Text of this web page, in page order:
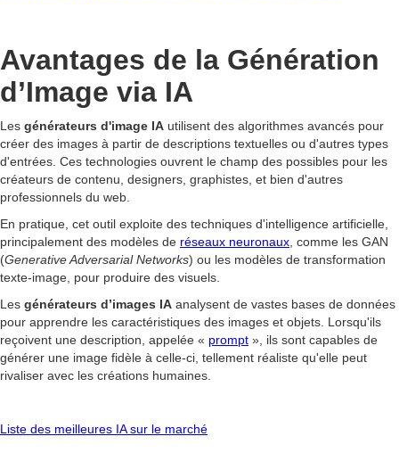
Avantages de la Génération
d’Image via IA
Les générateurs d'image IA utilisent des algorithmes avancés pour
créer des images à partir de descriptions textuelles ou d'autres types
d'entrées. Ces technologies ouvrent le champ des possibles pour les
créateurs de contenu, designers, graphistes, et bien d'autres
professionnels du web.
En pratique, cet outil exploite des techniques d'intelligence artificielle,
principalement des modèles de réseaux neuronaux , comme les GAN
(Generative Adversarial Networks) ou les modèles de transformation
texte-image, pour produire des visuels.
Les générateurs d’images IA analysent de vastes bases de données
pour apprendre les caractéristiques des images et objets. Lorsqu'ils
reçoivent une description, appelée « prompt », ils sont capables de
générer une image fidèle à celle-ci, tellement réaliste qu'elle peut
rivaliser avec les créations humaines.
Liste des meilleures IA sur le marché